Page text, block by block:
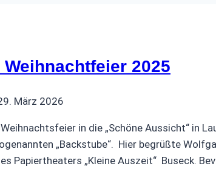
2025
März 2026
in die „Schöne Aussicht“ in
sogenannten „Backstube“. Hier
Papiertheaters „Kleine Auszeit“ Buseck.